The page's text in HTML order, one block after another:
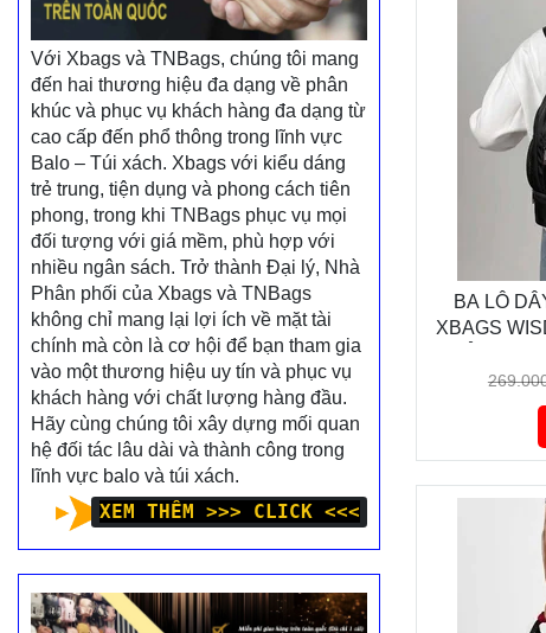
BA LÔ
XBAGS
TRẺ
Với Xbags và TNBags, chúng tôi mang
đến hai thương hiệu đa dạng về phân
khúc và phục vụ khách hàng đa dạng từ
cao cấp đến phổ thông trong lĩnh vực
Balo – Túi xách. Xbags với kiểu dáng
trẻ trung, tiện dụng và phong cách tiên
phong, trong khi TNBags phục vụ mọi
đối tượng với giá mềm, phù hợp với
nhiều ngân sách. Trở thành Đại lý, Nhà
Phân phối của Xbags và TNBags
không chỉ mang lại lợi ích về mặt tài
chính mà còn là cơ hội để bạn tham gia
vào một thương hiệu uy tín và phục vụ
khách hàng với chất lượng hàng đầu.
Hãy cùng chúng tôi xây dựng mối quan
hệ đối tác lâu dài và thành công trong
lĩnh vực balo và túi xách.
XEM THÊM >>> CLICK <<<